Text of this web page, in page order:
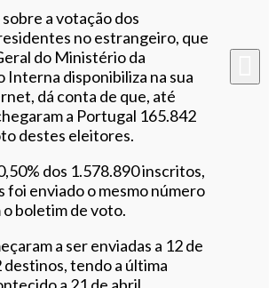
a votação dos
no estrangeiro, que
do Ministério da
Interna disponibiliza na sua
dá conta de que, até
a Portugal 165.842
destes eleitores.
dos 1.578.890 inscritos,
foi enviado o mesmo número
boletim de voto.
a ser enviadas a 12 de
destinos, tendo a última